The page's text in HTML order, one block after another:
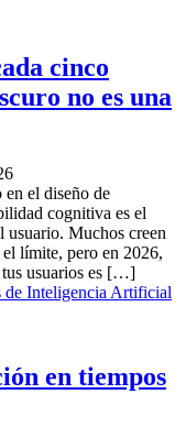
cinco
no es una
en el diseño de
cognitiva es el
usuario. Muchos creen
límite, pero en 2026,
tus usuarios es […]
en tiempos